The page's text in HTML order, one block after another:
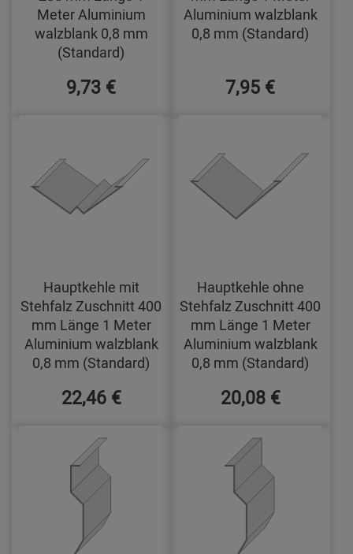
Meter Aluminium
walzblank 0,8 mm
(Standard)
9,73 €
Aluminium walzblank
0,8 mm (Standard)
7,95 €
Hauptkehle mit
Stehfalz Zuschnitt 400
mm Länge 1 Meter
Aluminium walzblank
0,8 mm (Standard)
22,46 €
Hauptkehle ohne
Stehfalz Zuschnitt 400
mm Länge 1 Meter
Aluminium walzblank
0,8 mm (Standard)
20,08 €